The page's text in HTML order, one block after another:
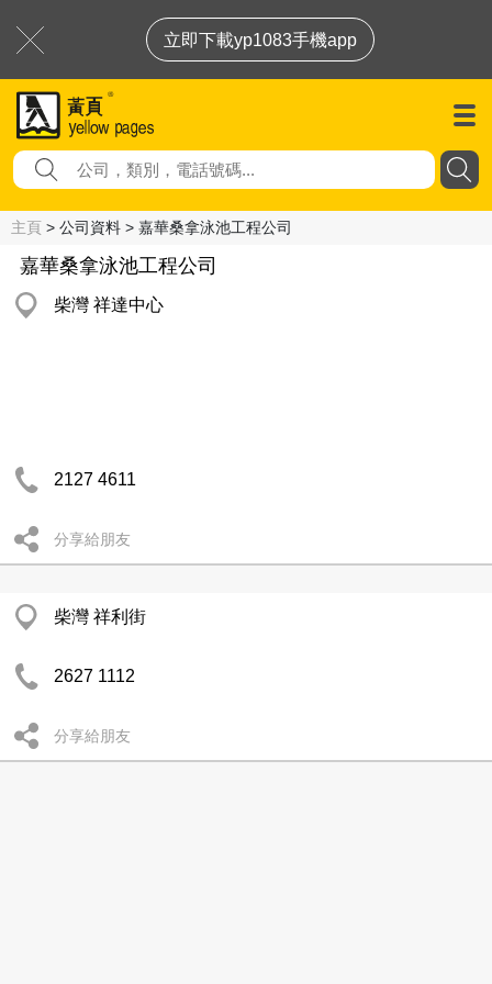
立即下載yp1083手機app
主頁 > 公司資料 > 嘉華桑拿泳池工程公司
嘉華桑拿泳池工程公司
柴灣 祥達中心
2127 4611
分享給朋友
柴灣 祥利街
2627 1112
分享給朋友